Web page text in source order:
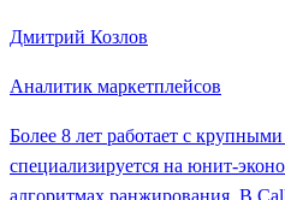
Дмитрий Козлов
Аналитик маркетплейсов
Более 8 лет работает с
специализируется на юнит-